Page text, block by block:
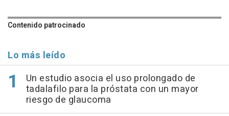
Contenido patrocinado
Lo más leído
Un estudio asocia el uso prolongado de
tadalafilo para la próstata con un mayor
riesgo de glaucoma